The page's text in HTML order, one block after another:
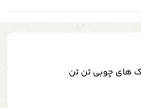
های چوبی تن تن